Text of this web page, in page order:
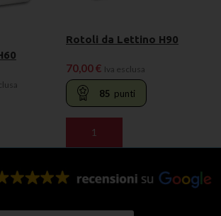
Rotoli da Lettino H90
70,00€ Iva esclusa
85 punti
AGGIUNGI AL CARRELLO